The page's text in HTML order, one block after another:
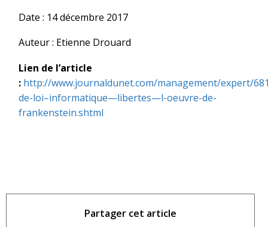
Date : 14 décembre 2017
Auteur : Etienne Drouard
Lien de l’article
: http://www.journaldunet.com/management/expert/
de-loi–informatique—libertes—l-oeuvre-de-
frankenstein.shtml
Partager cet article